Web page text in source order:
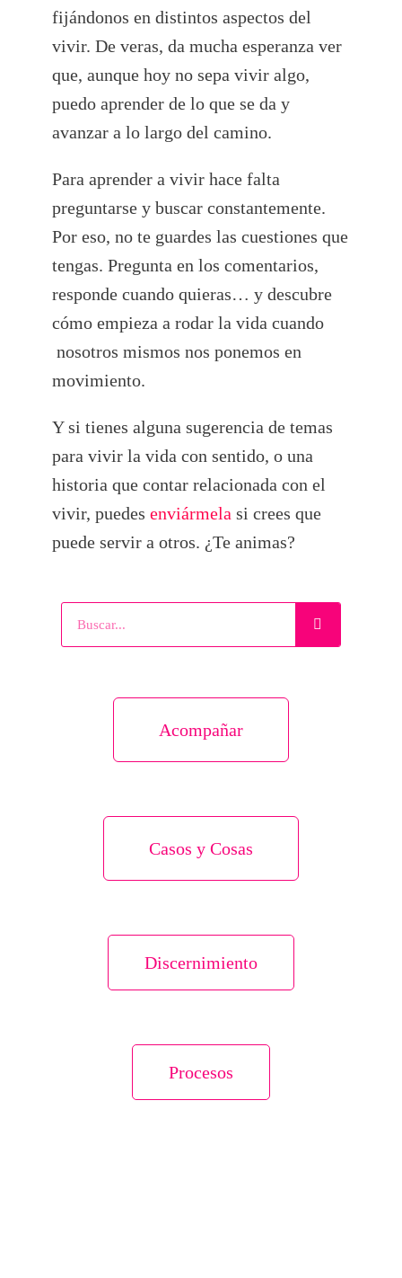
fijándonos en distintos aspectos del
vivir. De veras, da mucha esperanza ver
que, aunque hoy no sepa vivir algo,
puedo aprender de lo que se da y
avanzar a lo largo del camino.
Para aprender a vivir hace falta
preguntarse y buscar constantemente.
Por eso, no te guardes las cuestiones que
tengas. Pregunta en los comentarios,
responde cuando quieras… y descubre
cómo empieza a rodar la vida cuando
nosotros mismos nos ponemos en
movimiento.
Y si tienes alguna sugerencia de temas
para vivir la vida con sentido, o una
historia que contar relacionada con el
vivir, puedes enviármela si crees que
puede servir a otros. ¿Te animas?
Acompañar
Casos y Cosas
Discernimiento
Procesos